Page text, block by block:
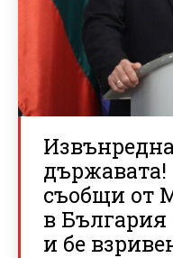
съобщи от
в
и бе